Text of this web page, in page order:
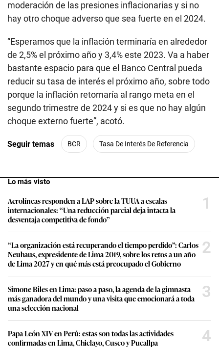
moderación de las presiones inflacionarias y si no
hay otro choque adverso que sea fuerte en el 2024.
“Esperamos que la inflación terminaría en alrededor
de 2,5% el próximo año y 3,4% este 2023. Va a haber
bastante espacio para que el Banco Central pueda
reducir su tasa de interés el próximo año, sobre todo
porque la inflación retornaría al rango meta en el
segundo trimestre de 2024 y si es que no hay algún
choque externo fuerte”, acotó.
Seguir temas BCR Tasa De Interés De Referencia
Lo más visto
Aerolíneas responden a LAP sobre la TUUA a escalas
internacionales: “Una reducción parcial deja intacta la
desventaja competitiva de fondo”
1
“La organización está recuperando el tiempo perdido”: Carlos
Neuhaus, expresidente de Lima 2019, sobre los retos a un año
de Lima 2027 y en qué más está preocupado el Gobierno
2
Simone Biles en Lima: paso a paso, la agenda de la gimnasta
más ganadora del mundo y una visita que emocionará a toda
una selección nacional
3
Papa León XIV en Perú: estas son todas las actividades
confirmadas en Lima, Chiclayo, Cusco y Pucallpa
4